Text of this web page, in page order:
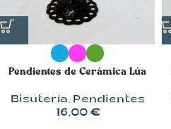
Pendientes de Cerámica Lúa
Bisutería, Pendientes
16,00 €